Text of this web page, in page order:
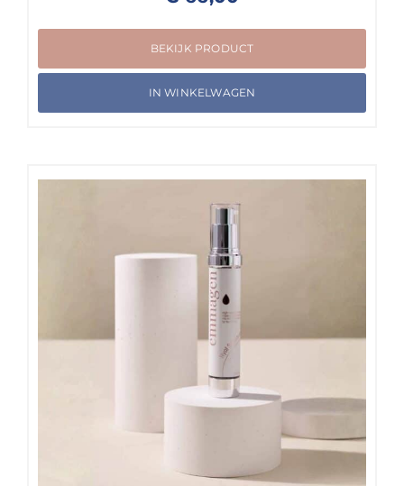
BEKIJK PRODUCT
IN WINKELWAGEN